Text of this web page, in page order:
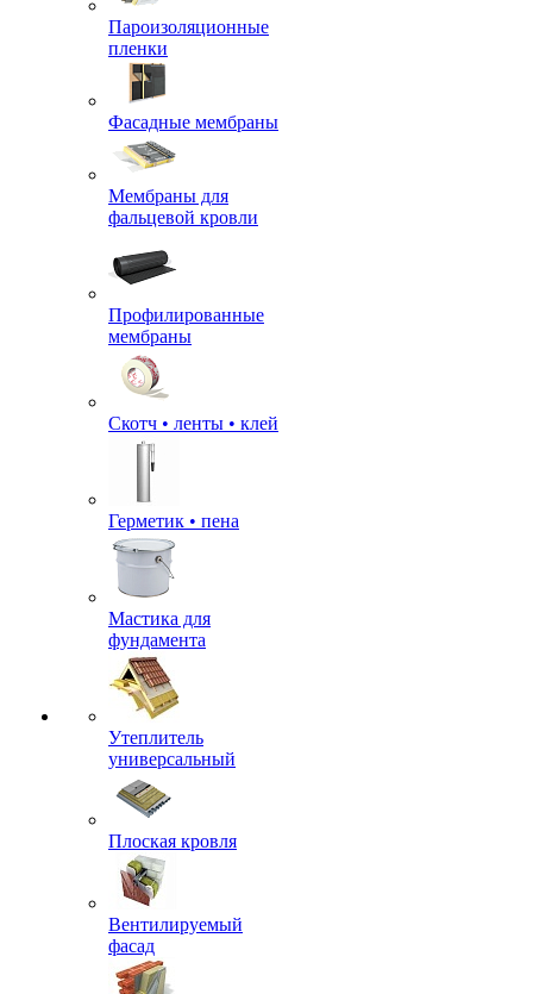
Пароизоляционные
пленки
Фасадные мембраны
Мембраны для
фальцевой кровли
Профилированные
мембраны
Скотч • ленты • клей
Герметик • пена
Мастика для
фундамента
Утеплитель
универсальный
Плоская кровля
Вентилируемый
фасад